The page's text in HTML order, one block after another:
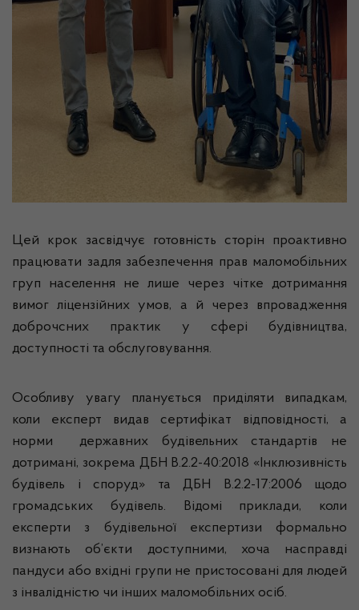
Цей крок засвідчує готовність сторін проактивно
працювати задля забезпечення прав маломобільних
груп населення не лише через чітке дотримання
вимог ліцензійних умов, а й через впровадження
доброчсних практик у сфері будівництва,
доступності та обслуговування.
Особливу увагу планується приділяти випадкам,
коли експерт видав сертифікат відповідності, а
норми державних будівельних стандартів не
дотримані, зокрема ДБН В.2.2-40:2018 «Інклюзивність
будівель і споруд» та ДБН В.2.2-17:2006 щодо
громадських будівель. Відомі приклади, коли
експерти з будівельної експертизи формально
визнають об’єкти доступними, хоча насправді
пандуси або вхідні групи не пристосовані для людей
з інвалідністю чи інших маломобільних осіб.